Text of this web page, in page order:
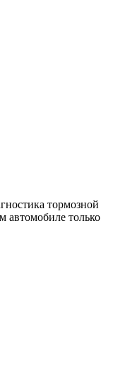
тормозной
автомобиле только